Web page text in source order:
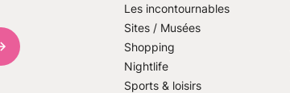
S'abonner à notre newsletter
Les incontournables
Sites / Musées
Shopping
Nightlife
Sports & loisirs